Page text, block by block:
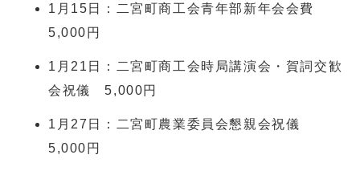
1月15日：二宮町商工会青年部新年会会費
5,000円
1月21日：二宮町商工会時局講演会・賀詞交歓
会祝儀 5,000円
1月27日：二宮町農業委員会懇親会祝儀
5,000円